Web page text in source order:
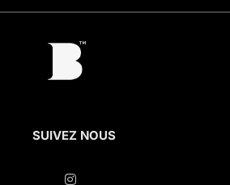
SUIVEZ NOUS